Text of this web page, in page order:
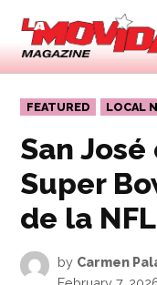
Skip
content
POSTED
IN
FEATURED LOCAL
San
Super
de la NFL
by Carmen